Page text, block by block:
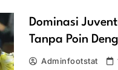
Dominasi
Tanpa Poin
Adminfootstat